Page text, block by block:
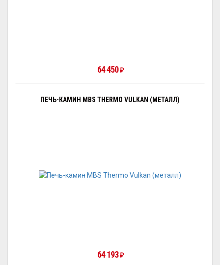
64 450 ₽
ПЕЧЬ-КАМИН MBS THERMO VULKAN (МЕТАЛЛ)
64 193 ₽